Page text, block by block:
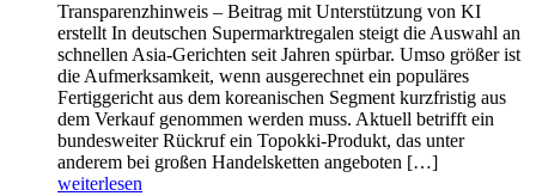
Transparenzhinweis – Beitrag mit Unterstützung von KI
erstellt In deutschen Supermarktregalen steigt die Auswahl an
schnellen Asia-Gerichten seit Jahren spürbar. Umso größer ist
die Aufmerksamkeit, wenn ausgerechnet ein populäres
Fertiggericht aus dem koreanischen Segment kurzfristig aus
dem Verkauf genommen werden muss. Aktuell betrifft ein
bundesweiter Rückruf ein Topokki-Produkt, das unter
anderem bei großen Handelsketten angeboten […]
weiterlesen